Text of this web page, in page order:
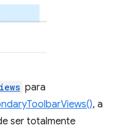
para
, a
ser totalmente